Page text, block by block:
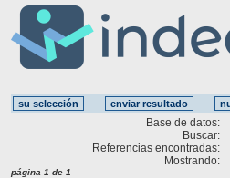
Base de datos:
Buscar:
Referencias encontradas:
Mostrando:
página 1 de 1